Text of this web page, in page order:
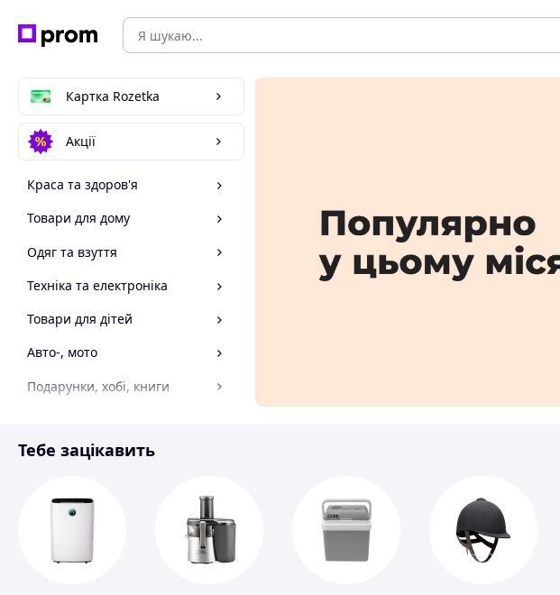
Картка Rozetka
Акції
Краса та здоров'я
Товари для дому
Одяг та взуття
Техніка та електроніка
Товари для дітей
Авто-, мото
Подарунки, хобі, книги
Матеріали для ремонту
Тебе зацікавить